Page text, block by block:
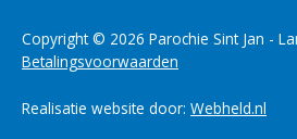
Copyright © 2026 Parochie Sint Jan -
Betalingsvoorwaarden
Realisatie website door: Webheld.nl